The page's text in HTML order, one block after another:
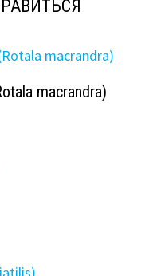
macrandra)